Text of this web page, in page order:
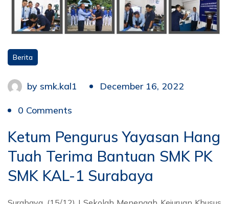
Berita
by smk.kal1 December 16, 2022
0 Comments
Ketum Pengurus Yayasan Hang
Tuah Terima Bantuan SMK PK
SMK KAL-1 Surabaya